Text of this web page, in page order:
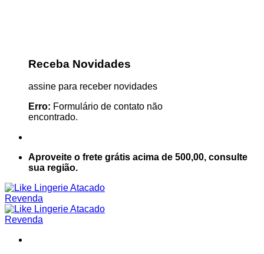
Receba Novidades
assine para receber novidades
Erro: Formulário de contato não
encontrado.
Aproveite o frete grátis acima de 500,00, consulte
sua região.